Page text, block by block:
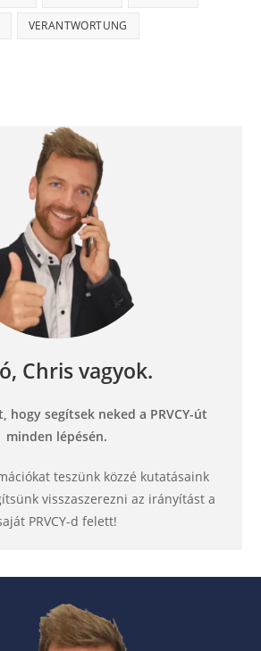
VERANTWORTUNG
Chris vagyok.
hogy segítsek neked a PRVCY-út
minden lépésén.
teszünk közzé kutatásaink
visszaszerezni az irányítást a
PRVCY-d felett!